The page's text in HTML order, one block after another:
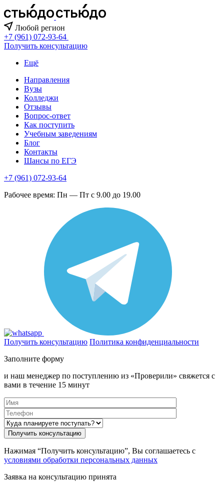
Любой регион
+7 (961) 072-93-64
Получить консультацию
Ещё
Направления
Вузы
Колледжи
Отзывы
Вопрос-ответ
Как поступить
Учебным заведениям
Блог
Контакты
Шансы по ЕГЭ
+7 (961) 072-93-64
Рабочее время: Пн — Пт с 9.00 до 19.00
Получить консультацию Политика конфиденциальности
Заполните форму
и наш менеджер по поступлению из «Проверили» свяжется с
вами в течение 15 минут
Нажимая “Получить консультацию”, Вы соглашаетесь с
условиями обработки персональных данных
Заявка на консультацию принята